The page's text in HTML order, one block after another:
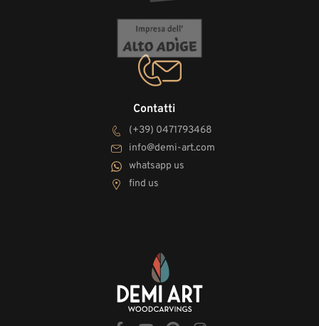
Contatti
(+39) 0471793468
info@demi-art.com
whatsapp us
find us